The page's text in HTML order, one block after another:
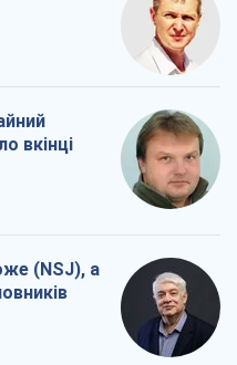
вкінці
(NSJ), а